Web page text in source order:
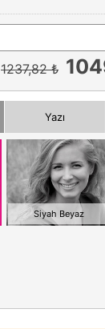
1237,82 ₺
Yazı
Siyah Beyaz